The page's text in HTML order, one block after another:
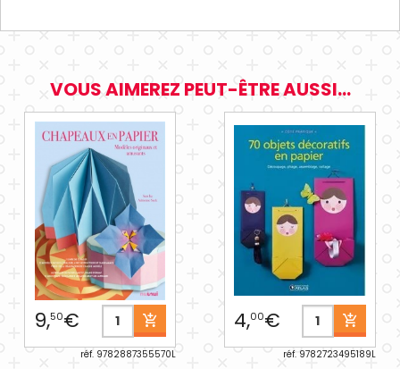
VOUS AIMEREZ PEUT-ÊTRE AUSSI...
9,50€
réf. 9782887355570L
4,00€
réf. 9782723495189L